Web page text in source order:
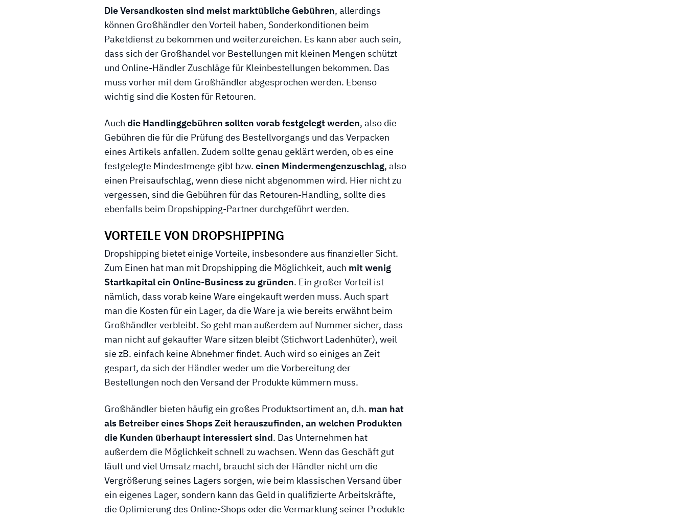
Die Versandkosten sind meist marktübliche Gebühren, allerdings
können Großhändler den Vorteil haben, Sonderkonditionen beim
Paketdienst zu bekommen und weiterzureichen. Es kann aber auch sein,
dass sich der Großhandel vor Bestellungen mit kleinen Mengen schützt
und Online-Händler Zuschläge für Kleinbestellungen bekommen. Das
muss vorher mit dem Großhändler abgesprochen werden. Ebenso
wichtig sind die Kosten für Retouren.
Auch die Handlinggebühren sollten vorab festgelegt werden, also die
Gebühren die für die Prüfung des Bestellvorgangs und das Verpacken
eines Artikels anfallen. Zudem sollte genau geklärt werden, ob es eine
festgelegte Mindestmenge gibt bzw. einen Mindermengenzuschlag, also
einen Preisaufschlag, wenn diese nicht abgenommen wird. Hier nicht zu
vergessen, sind die Gebühren für das Retouren-Handling, sollte dies
ebenfalls beim Dropshipping-Partner durchgeführt werden.
VORTEILE VON DROPSHIPPING
Dropshipping bietet einige Vorteile, insbesondere aus finanzieller Sicht.
Zum Einen hat man mit Dropshipping die Möglichkeit, auch mit wenig
Startkapital ein Online-Business zu gründen. Ein großer Vorteil ist
nämlich, dass vorab keine Ware eingekauft werden muss. Auch spart
man die Kosten für ein Lager, da die Ware ja wie bereits erwähnt beim
Großhändler verbleibt. So geht man außerdem auf Nummer sicher, dass
man nicht auf gekaufter Ware sitzen bleibt (Stichwort Ladenhüter), weil
sie zB. einfach keine Abnehmer findet. Auch wird so einiges an Zeit
gespart, da sich der Händler weder um die Vorbereitung der
Bestellungen noch den Versand der Produkte kümmern muss.
Großhändler bieten häufig ein großes Produktsortiment an, d.h. man hat
als Betreiber eines Shops Zeit herauszufinden, an welchen Produkten
die Kunden überhaupt interessiert sind. Das Unternehmen hat
außerdem die Möglichkeit schnell zu wachsen. Wenn das Geschäft gut
läuft und viel Umsatz macht, braucht sich der Händler nicht um die
Vergrößerung seines Lagers sorgen, wie beim klassischen Versand über
ein eigenes Lager, sondern kann das Geld in qualifizierte Arbeitskräfte,
die Optimierung des Online-Shops oder die Vermarktung seiner Produkte